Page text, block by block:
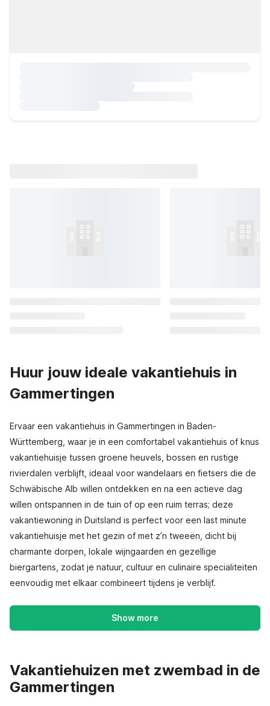
Huur jouw ideale vakantiehuis in
Gammertingen
Ervaar een vakantiehuis in Gammertingen in Baden-
Württemberg, waar je in een comfortabel vakantiehuis of knus
vakantiehuisje tussen groene heuvels, bossen en rustige
rivierdalen verblijft, ideaal voor wandelaars en fietsers die de
Schwäbische Alb willen ontdekken en na een actieve dag
willen ontspannen in de tuin of op een ruim terras; deze
vakantiewoning in Duitsland is perfect voor een last minute
vakantiehuisje met het gezin of met z’n tweeën, dicht bij
charmante dorpen, lokale wijngaarden en gezellige
biergartens, zodat je natuur, cultuur en culinaire specialiteiten
eenvoudig met elkaar combineert tijdens je verblijf.
Show more
Vakantiehuizen met zwembad in de
Gammertingen